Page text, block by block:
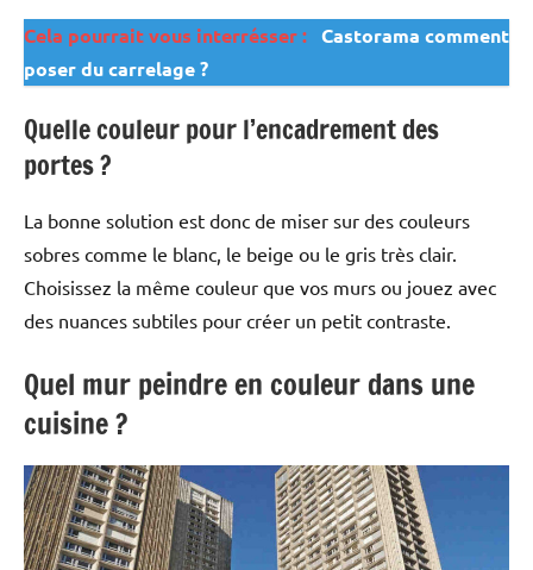
Cela pourrait vous interrésser : Castorama comment
poser du carrelage ?
Quelle couleur pour l’encadrement des
portes ?
La bonne solution est donc de miser sur des couleurs
sobres comme le blanc, le beige ou le gris très clair.
Choisissez la même couleur que vos murs ou jouez avec
des nuances subtiles pour créer un petit contraste.
Quel mur peindre en couleur dans une
cuisine ?